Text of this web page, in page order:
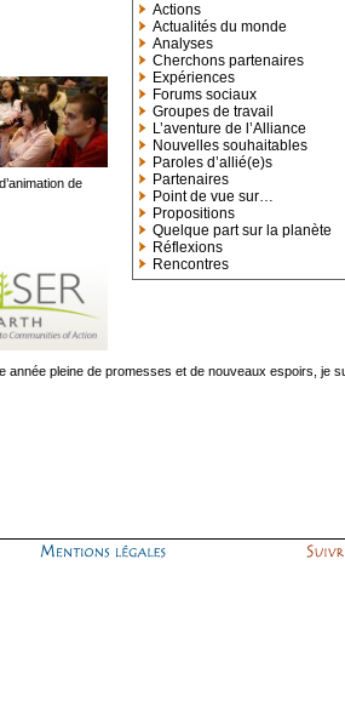
Actions
Actualités du monde
Analyses
Cherchons partenaires
Expériences
Forums sociaux
Groupes de travail
L’aventure de l’Alliance
Nouvelles souhaitables
Paroles d’allié(e)s
Partenaires
Point de vue sur…
Propositions
Quelque part sur la planète
Réflexions
Rencontres
de
pleine de promesses et de nouveaux espoirs, je